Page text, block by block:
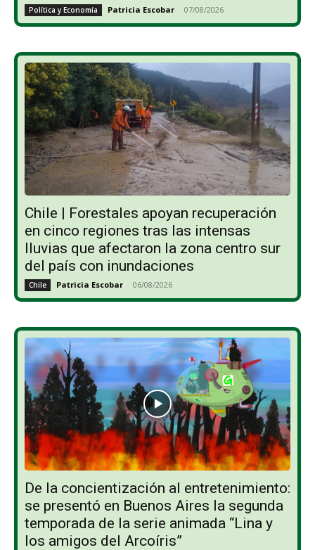
Política y Economía Patricia Escobar - 07/08/2026
Chile | Forestales apoyan recuperación
en cinco regiones tras las intensas
lluvias que afectaron la zona centro sur
del país con inundaciones
Chile Patricia Escobar - 06/08/2026
De la concientización al entretenimiento:
se presentó en Buenos Aires la segunda
temporada de la serie animada “Lina y
los amigos del Arcoíris”